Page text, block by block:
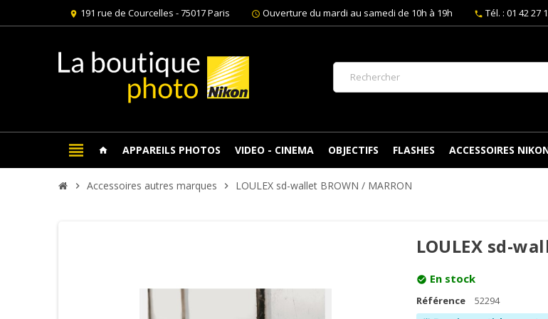
location_on 191 rue de Courcelles - 75017 Paris schedule Ouverture du mardi au samedi de 10h à 19h phone Tél. : 01 42 27
view_headline home APPAREILS PHOTOS VIDEO - CINEMA OBJECTIFS FLASHES ACCESSOIRES
chevron_right Accessoires autres marques chevron_right LOULEX sd-wallet BROWN / MARRON
LOULEX sd-
check_circle En stock
Référence 52294